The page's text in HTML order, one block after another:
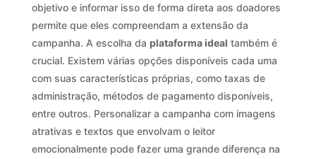
objetivo e informar isso de forma direta aos doadores
permite que eles compreendam a extensão da
campanha. A escolha da plataforma ideal também é
crucial. Existem várias opções disponíveis cada uma
com suas características próprias, como taxas de
administração, métodos de pagamento disponíveis,
entre outros. Personalizar a campanha com imagens
atrativas e textos que envolvam o leitor
emocionalmente pode fazer uma grande diferença na